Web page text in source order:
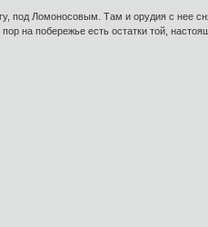
под Ломоносовым. Там и орудия с нее
на побережье есть остатки той,